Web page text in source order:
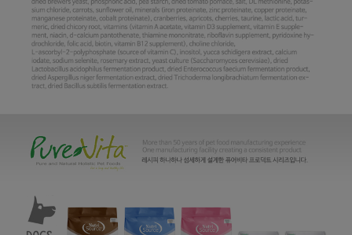
프 하세요!